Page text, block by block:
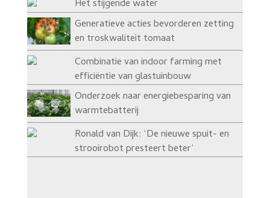
Het stijgende water
Generatieve acties bevorderen zetting
en troskwaliteit tomaat
Combinatie van indoor farming met
efficiëntie van glastuinbouw
Onderzoek naar energiebesparing van
warmtebatterij
Ronald van Dijk: ‘De nieuwe spuit- en
strooirobot presteert beter’